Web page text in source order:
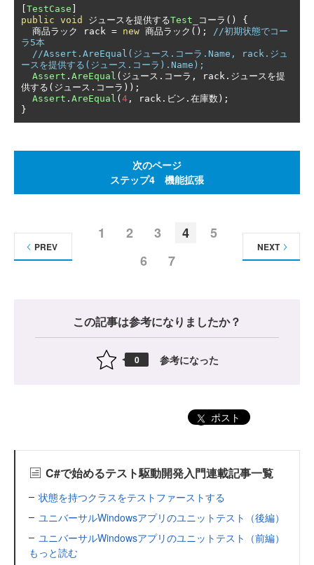
TestCase
public void ジュースを提供するTest_ コーラ()
{
商品ラック
rack = new 商品ラック();
//初期状態でコー
ラ5本
//Assert.AreEqual(ジュース.コーラ.Name, rack.ジュ
ースを提供する(ジュース.コーラ).Name);
Assert . AreEqual (ジュース.コーラ, rack .ジュースを提
供する(ジュース.コーラ));
Assert . AreEqual ( 4 , rack .ビン.在庫数);
}
次のページ
ステップ4 機能拡張
1 2 3 4
5
6
7
PREV NEXT
この記事は参考になりましたか？
0 参考になった
ポスト
C#で始めるテスト駆動開発入門連載記事一覧
状態を持つクラスをテストファーストする
ユニバーサルWindowsアプリのユニットテスト（後編）
ユニバーサルWindowsアプリのユニットテスト（前編）
もっと読む